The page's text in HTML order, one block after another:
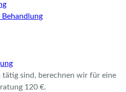
Behandlung
sind, berechnen wir für eine
120 €.